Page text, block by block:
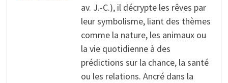
av. J.-C.), il décrypte les rêves par
leur symbolisme, liant des thèmes
comme la nature, les animaux ou
la vie quotidienne à des
prédictions sur la chance, la santé
ou les relations. Ancré dans la